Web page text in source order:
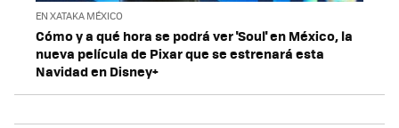
EN XATAKA MÉXICO
Cómo y a qué hora se podrá ver 'Soul' en México, la
nueva película de Pixar que se estrenará esta
Navidad en Disney+